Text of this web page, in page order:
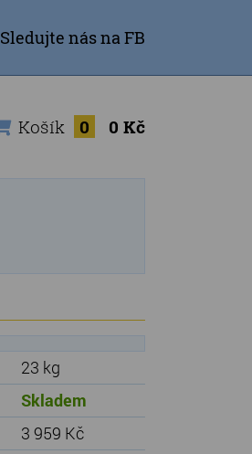
Sledujte nás na FB
Košík 0 0 Kč
23 kg
Skladem
3 959 Kč